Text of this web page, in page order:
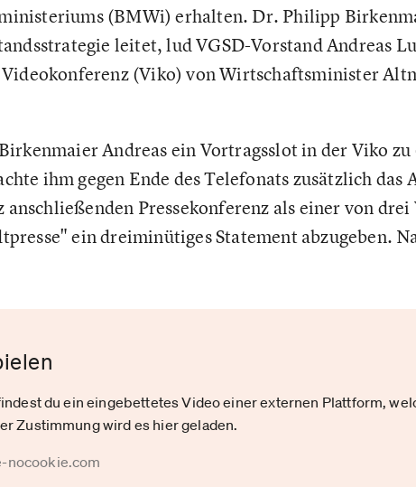
(BMWi) erhalten. Dr. Philipp
leitet, lud VGSD-Vorstand Andreas
Videokonferenz (Viko) von Wirtschaftsminister
Andreas ein Vortragsslot in der Viko
ihm gegen Ende des Telefonats zusätzlich das
anschließenden Pressekonferenz als einer von
ein dreiminütiges Statement abzugeben.
du ein eingebettetes Video einer externen Plattform,
Zustimmung wird es hier geladen.
nocookie.com